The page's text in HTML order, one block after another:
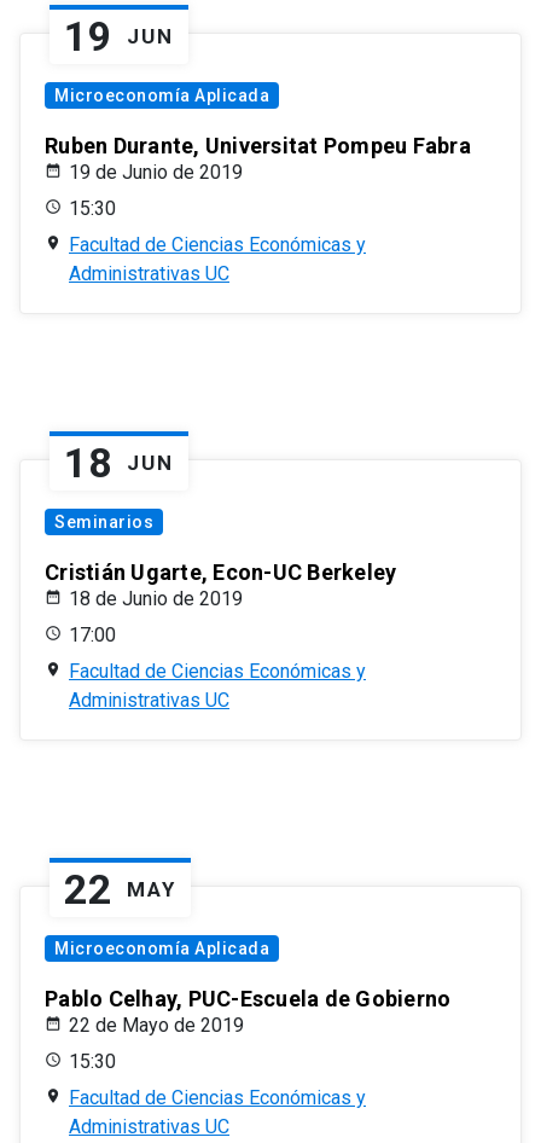
19 JUN
Microeconomía Aplicada
Ruben Durante, Universitat Pompeu Fabra
19 de Junio de 2019
15:30
Facultad de Ciencias Económicas y
Administrativas UC
18 JUN
Seminarios
Cristián Ugarte, Econ-UC Berkeley
18 de Junio de 2019
17:00
Facultad de Ciencias Económicas y
Administrativas UC
22 MAY
Microeconomía Aplicada
Pablo Celhay, PUC-Escuela de Gobierno
22 de Mayo de 2019
15:30
Facultad de Ciencias Económicas y
Administrativas UC